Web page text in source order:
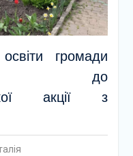
громади
до
акції з